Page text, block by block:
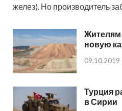
желез). Но производитель
Жителям
новую
09.10.2019
Турция
в Сирии